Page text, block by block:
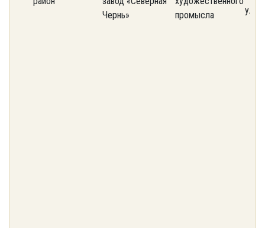
Чернь»
промысла